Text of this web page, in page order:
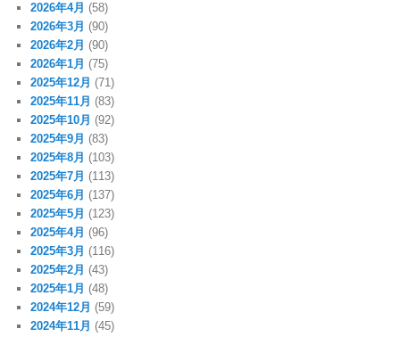
2026年4月 (58)
2026年3月 (90)
2026年2月 (90)
2026年1月 (75)
2025年12月 (71)
2025年11月 (83)
2025年10月 (92)
2025年9月 (83)
2025年8月 (103)
2025年7月 (113)
2025年6月 (137)
2025年5月 (123)
2025年4月 (96)
2025年3月 (116)
2025年2月 (43)
2025年1月 (48)
2024年12月 (59)
2024年11月 (45)